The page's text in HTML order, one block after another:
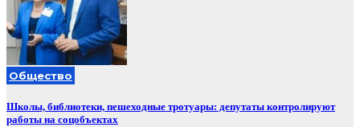
Общество
Школы, библиотеки, пешеходные тротуары: депутаты контролируют
работы на соцобъектах